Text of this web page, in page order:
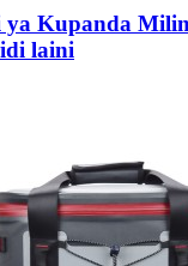
ya Kupanda
laini